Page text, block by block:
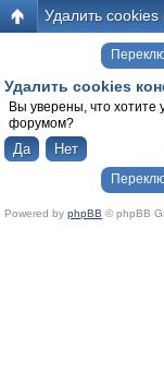
Удалить
Удалить cookies
Вы уверены, что хотите
форумом?
Powered by phpBB © phpBB